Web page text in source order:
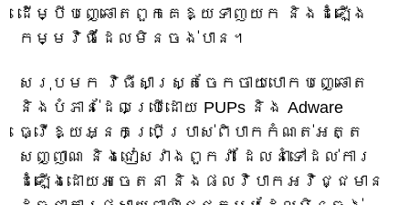
ដើម្បីបញ្ឆោតពួកគេឱ្យទាញយក និងដំឡើង
កម្មវិធីដែលមិនចង់បាន។
សរុបមក វិធីសាស្រ្តចែកចាយបោកបញ្ឆោត
និងបំភាន់ដែលប្រើដោយ PUPs និង Adware
ធ្វើឱ្យអ្នកប្រើប្រាស់ពិបាកកំណត់អត្ត
សញ្ញាណ និងជៀសវាងពួកវា ដែលនាំទៅដល់ការ
ដំឡើងដោយអចេតនា និងផលវិបាកអវិជ្ជមាន